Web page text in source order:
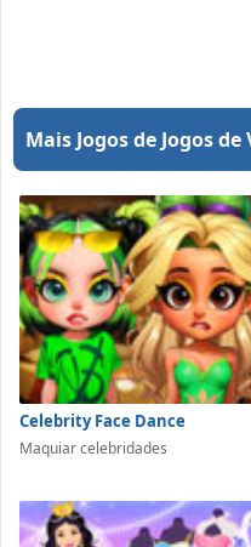
Mais Jogos de Jogos
Celebrity Face Dance
Maquiar celebridades